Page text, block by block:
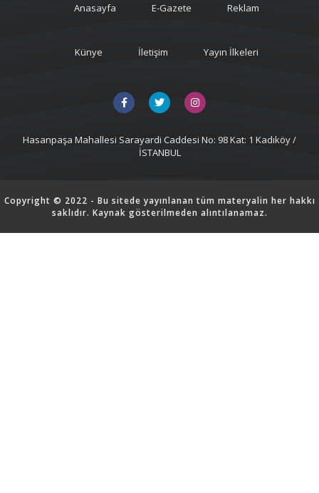
Anasayfa E-Gazete Reklam
Künye İletişim Yayın İlkeleri
Hasanpaşa Mahallesi Sarayardi Caddesi No: 98 Kat: 1 Kadıköy /
İSTANBUL
Copyright © 2022 - Bu sitede yayınlanan tüm materyalin her hakkı
saklıdır. Kaynak gösterilmeden alıntılanamaz.